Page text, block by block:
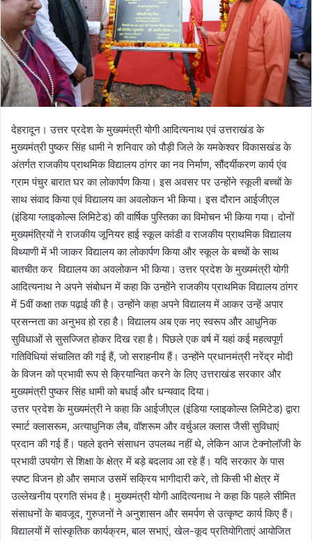
a
i
l
देहरादून। उत्तर प्रदेश के मुख्यमंत्री योगी आदित्यनाथ एवं उत्तराखंड के
मुख्यमंत्री पुष्कर सिंह धामी ने शनिवार को पौड़ी जिले के यमकेश्वर विकासखंड के
अंतर्गत राजकीय प्राथमिक विद्यालय ठांगर का नव निर्माण, सौंदर्यीकरण कार्य एंव
ग्राम पंचुर बारात घर का लोकार्पण किया। इस अवसर पर उन्होंने स्कूली बच्चों के
साथ संवाद किया एवं विद्यालय का अवलोकन भी किया। इस दौरान आईजीएल
(इंडिया ग्लाइकोल्स लिमिटेड) की वार्षिक पुस्तिका का विमोचन भी किया गया। दोनों
मुख्यमंत्रियों ने राजकीय जूनियर हाई स्कूल कांडी व राजकीय प्राथमिक विद्यालय
विथ्याणी में भी जाकर विद्यालय का लोकार्पण किया और स्कूल के बच्चों के साथ
बातचीत कर विद्यालय का अवलोकन भी किया। उत्तर प्रदेश के मुख्यमंत्री योगी
आदित्यनाथ ने अपने संबोधन में कहा कि उन्होंने राजकीय प्राथमिक विद्यालय ठांगर
में 5वीं कक्षा तक पढ़ाई की है। उन्होंने कहा अपने विद्यालय में आकर उन्हें अपार
प्रसन्नता का अनुभव हो रहा है। विद्यालय अब एक नए स्वरूप और आधुनिक
सुविधाओं से सुसज्जित होकर दिख रहा है। पिछले एक वर्ष में यहां कई महत्वपूर्ण
गतिविधियां संचालित की गई हैं, जो सराहनीय हैं। उन्होंने प्रधानमंत्री नरेंद्र मोदी
के विजन को प्रभावी रूप से क्रियान्वित करने के लिए उत्तराखंड सरकार और
मुख्यमंत्री पुष्कर सिंह धामी को बधाई और धन्यवाद दिया।
उत्तर प्रदेश के मुख्यमंत्री ने कहा कि आईजीएल (इंडिया ग्लाइकोल्स लिमिटेड) द्वारा
स्मार्ट क्लासरूम, अत्याधुनिक लैब, वॉशरूम और वर्चुअल क्लास जैसी सुविधाएं
प्रदान की गई हैं। पहले इतने संसाधन उपलब्ध नहीं थे, लेकिन आज टेक्नोलॉजी के
प्रभावी उपयोग से शिक्षा के क्षेत्र में बड़े बदलाव आ रहे हैं। यदि सरकार के पास
स्पष्ट विजन हो और समाज उसमें सक्रिय भागीदारी करे, तो किसी भी क्षेत्र में
उल्लेखनीय प्रगति संभव है। मुख्यमंत्री योगी आदित्यनाथ ने कहा कि पहले सीमित
संसाधनों के बावजूद, गुरुजनों ने अनुशासन और समर्पण से उत्कृष्ट कार्य किए हैं।
विद्यालयों में सांस्कृतिक कार्यक्रम, बाल सभाएं, खेल-कूद प्रतियोगिताएं आयोजित